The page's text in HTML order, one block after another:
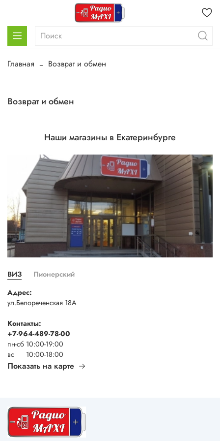
Главная Возврат и обмен
Возврат и обмен
Наши магазины в Екатеринбурге
ВИЗ
Пионерский
Адрес:
ул.Белореченская 18А
Контакты:
+7-964-489-78-00
пн-сб 10:00-19:00
вс 10:00-18:00
Показать на карте